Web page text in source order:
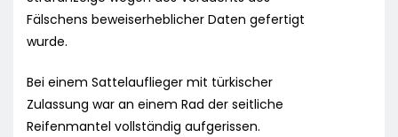
Fälschens beweiserheblicher Daten gefertigt
wurde.
Bei einem Sattelauflieger mit türkischer
Zulassung war an einem Rad der seitliche
Reifenmantel vollständig aufgerissen.